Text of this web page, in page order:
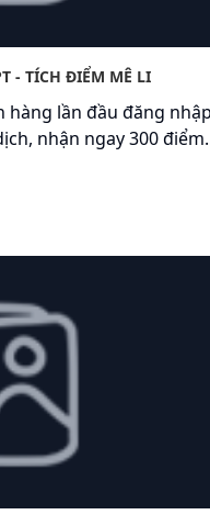
- TÍCH ĐIỂM MÊ LI
hàng lần đầu đăng nhập
nhận ngay 300 điểm
phút gọi bao la,